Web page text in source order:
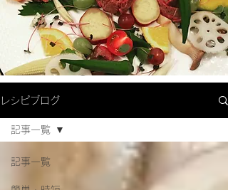
レシピブログ
記事一覧
記事一覧